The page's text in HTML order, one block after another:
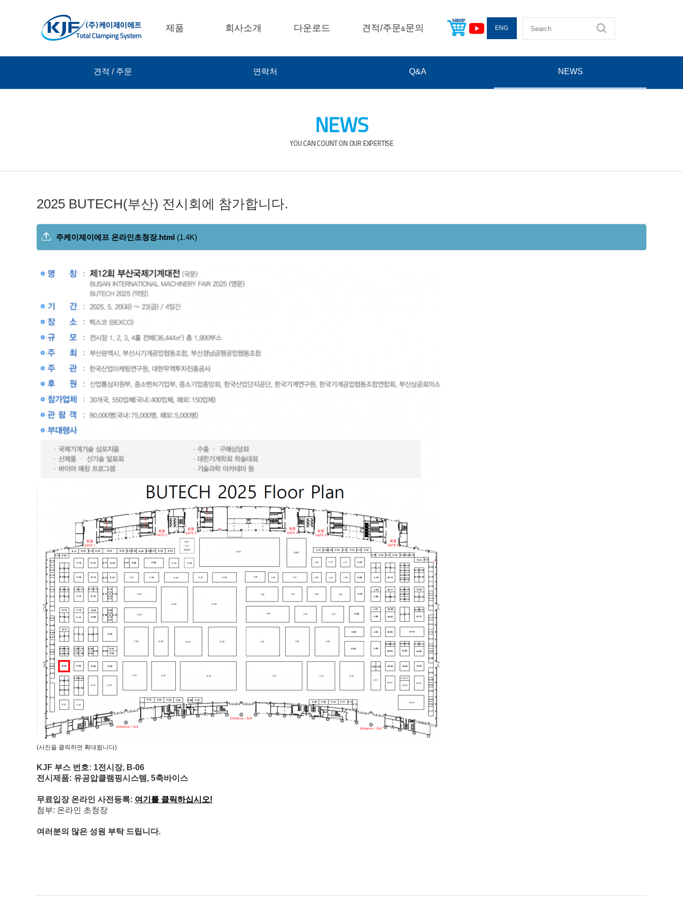
제품 회사소개 다운로드 견적/주문&문의 ENG
견적 / 주문 연락처 Q&A NEWS
NEWS
YOU CAN COUNT ON OUR EXPERTISE
2025 BUTECH(부산) 전시회에 참가합니다.
주케이제이에프 온라인초청장.html (1.4K)
(사진을 클릭하면 확대됩니다)
KJF 부스 번호: 1전시장, B-06
전시제품: 유공압클램핑시스템, 5축바이스
무료입장 온라인 사전등록: 여기를 클릭하십시오!
첨부: 온라인 초청장
여러분의 많은 성원 부탁 드립니다.